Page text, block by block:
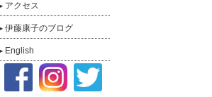
アクセス
伊藤康子のブログ
English